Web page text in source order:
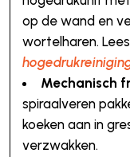
op de wand en
wortelharen.
Mechanisch
spiraalveren
koeken aan in
verzwakken.